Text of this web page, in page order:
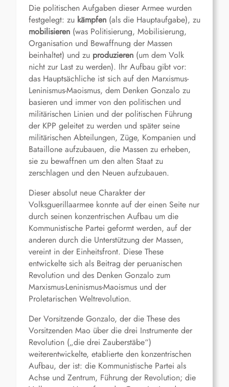
Die politischen Aufgaben dieser Armee wurden
festgelegt: zu kämpfen (als die Hauptaufgabe), zu
mobilisieren (was Politisierung, Mobilisierung,
Organisation und Bewaffnung der Massen
beinhaltet) und zu produzieren (um dem Volk
nicht zur Last zu werden). Ihr Aufbau gibt vor:
das Hauptsächliche ist sich auf den Marxismus-
Leninismus-Maoismus, dem Denken Gonzalo zu
basieren und immer von den politischen und
militärischen Linien und der politischen Führung
der KPP geleitet zu werden und später seine
militärischen Abteilungen, Züge, Kompanien und
Bataillone aufzubauen, die Massen zu erheben,
sie zu bewaffnen um den alten Staat zu
zerschlagen und den Neuen aufzubauen.
Dieser absolut neue Charakter der
Volksguerillaarmee konnte auf der einen Seite nur
durch seinen konzentrischen Aufbau um die
Kommunistische Partei geformt werden, auf der
anderen durch die Unterstützung der Massen,
vereint in der Einheitsfront. Diese These
entwickelte sich als Beitrag der peruanischen
Revolution und des Denken Gonzalo zum
Marxismus-Leninismus-Maoismus und der
Proletarischen Weltrevolution.
Der Vorsitzende Gonzalo, der die These des
Vorsitzenden Mao über die drei Instrumente der
Revolution („die drei Zauberstäbe“)
weiterentwickelte, etablierte den konzentrischen
Aufbau, der ist: die Kommunistische Partei als
Achse und Zentrum, Führung der Revolution; die